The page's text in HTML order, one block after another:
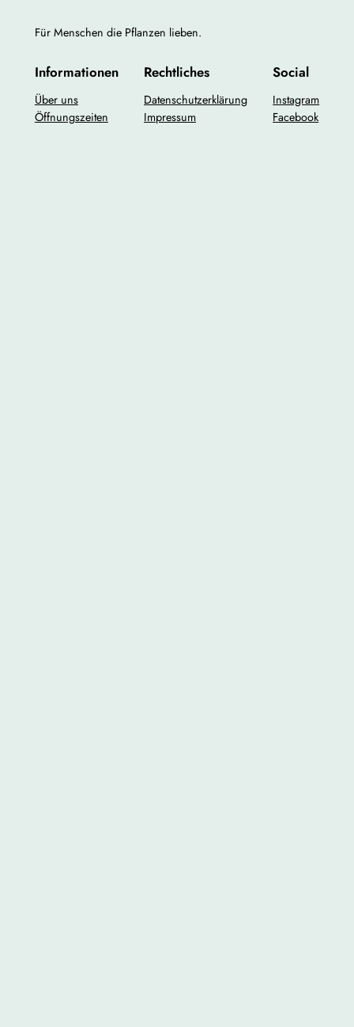
Für Menschen die Pflanzen lieben.
Informationen
Über uns
Öffnungszeiten
Rechtliches
Datenschutzerklärung
Impressum
Social
Instagram
Facebook